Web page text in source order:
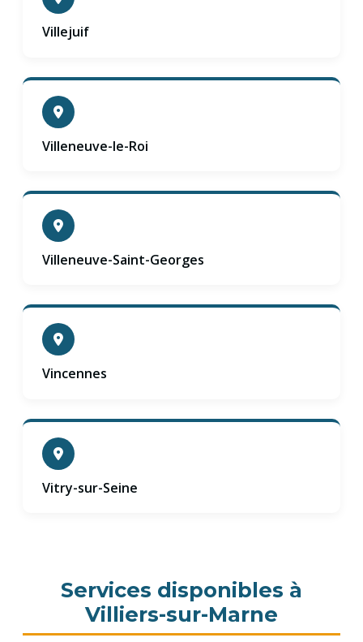
Villejuif
Villeneuve-le-Roi
Villeneuve-Saint-Georges
Vincennes
Vitry-sur-Seine
Services disponibles à
Villiers-sur-Marne